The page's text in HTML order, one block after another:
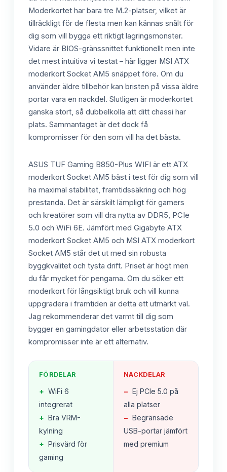
Moderkortet har bara tre M.2-platser, vilket är
tillräckligt för de flesta men kan kännas snålt för
dig som vill bygga ett riktigt lagringsmonster.
Vidare är BIOS-gränssnittet funktionellt men inte
det mest intuitiva vi testat – här ligger MSI ATX
moderkort Socket AM5 snäppet före. Om du
använder äldre tillbehör kan bristen på vissa äldre
portar vara en nackdel. Slutligen är moderkortet
ganska stort, så dubbelkolla att ditt chassi har
plats. Sammantaget är det dock få
kompromisser för den som vill ha det bästa.
ASUS TUF Gaming B850-Plus WIFI är ett ATX
moderkort Socket AM5 bäst i test för dig som vill
ha maximal stabilitet, framtidssäkring och hög
prestanda. Det är särskilt lämpligt för gamers
och kreatörer som vill dra nytta av DDR5, PCIe
5.0 och WiFi 6E. Jämfört med Gigabyte ATX
moderkort Socket AM5 och MSI ATX moderkort
Socket AM5 står det ut med sin robusta
byggkvalitet och tysta drift. Priset är högt men
du får mycket för pengarna. Om du söker ett
moderkort för långsiktigt bruk och vill kunna
uppgradera i framtiden är detta ett utmärkt val.
Jag rekommenderar det varmt till dig som
bygger en gamingdator eller arbetsstation där
kompromisser inte är ett alternativ.
FÖRDELAR
+ WiFi 6
integrerat
+ Bra VRM-
kylning
+ Prisvärd för
gaming
NACKDELAR
− Ej PCIe 5.0 på
alla platser
− Begränsade
USB-portar jämfört
med premium